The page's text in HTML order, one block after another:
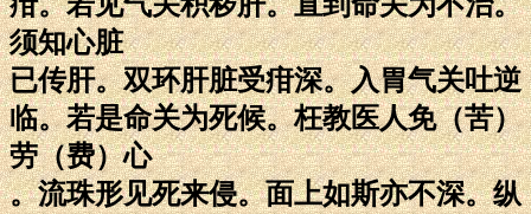
须知心脏
已传肝。双环肝脏受疳深。入胃气关吐逆
临。若是命关为死候。枉教医人免（苦）
劳（费）心
。流珠形见死来侵。面上如斯亦不深。纵